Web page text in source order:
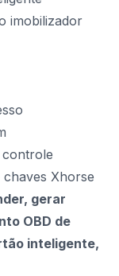
imobilizador
controle
Xhorse
gerar
OBD de
inteligente,